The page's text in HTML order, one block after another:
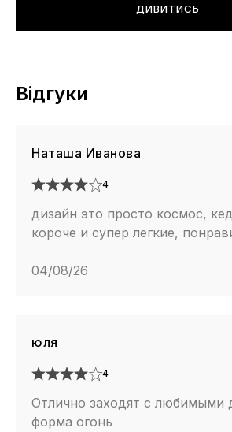
ДИВИТИСЬ
Відгуки
Наташа Иванова
4
дизайн это просто космос,
короче и супер легкие,
04/08/26
юля
4
Отлично заходят с любимыми
форма огонь